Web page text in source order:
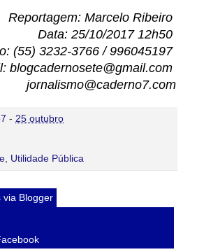
Reportagem: Marcelo Ribeiro
Data: 25/10/2017 12h50
(55) 3232-3766 / 996045197
blogcadernosete@gmail.com
jornalismo@caderno7.com
- 25 outubro
Utilidade Pública
via Blogger